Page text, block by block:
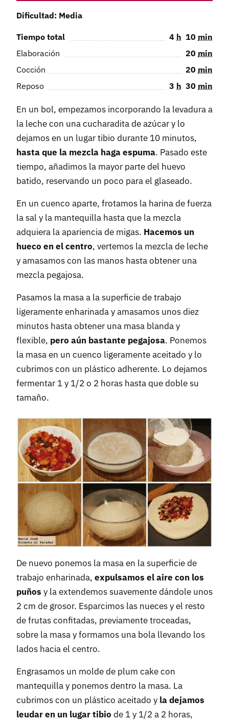
Dificultad: Media
Tiempo total 4 h 10 min
Elaboración
20 min
Cocción
20 min
Reposo
3 h 30 min
En un bol, empezamos incorporando la levadura a
la leche con una cucharadita de azúcar y lo
dejamos en un lugar tibio durante 10 minutos,
hasta que la mezcla haga espuma. Pasado este
tiempo, añadimos la mayor parte del huevo
batido, reservando un poco para el glaseado.
En un cuenco aparte, frotamos la harina de fuerza
la sal y la mantequilla hasta que la mezcla
adquiera la apariencia de migas. Hacemos un
hueco en el centro, vertemos la mezcla de leche
y amasamos con las manos hasta obtener una
mezcla pegajosa.
Pasamos la masa a la superficie de trabajo
ligeramente enharinada y amasamos unos diez
minutos hasta obtener una masa blanda y
flexible, pero aún bastante pegajosa. Ponemos
la masa en un cuenco ligeramente aceitado y lo
cubrimos con un plástico adherente. Lo dejamos
fermentar 1 y 1/2 o 2 horas hasta que doble su
tamaño.
De nuevo ponemos la masa en la superficie de
trabajo enharinada, expulsamos el aire con los
puños y la extendemos suavemente dándole unos
2 cm de grosor. Esparcimos las nueces y el resto
de frutas confitadas, previamente troceadas,
sobre la masa y formamos una bola llevando los
lados hacia el centro.
Engrasamos un molde de plum cake con
mantequilla y ponemos dentro la masa. La
cubrimos con un plástico aceitado y la dejamos
leudar en un lugar tibio de 1 y 1/2 a 2 horas,